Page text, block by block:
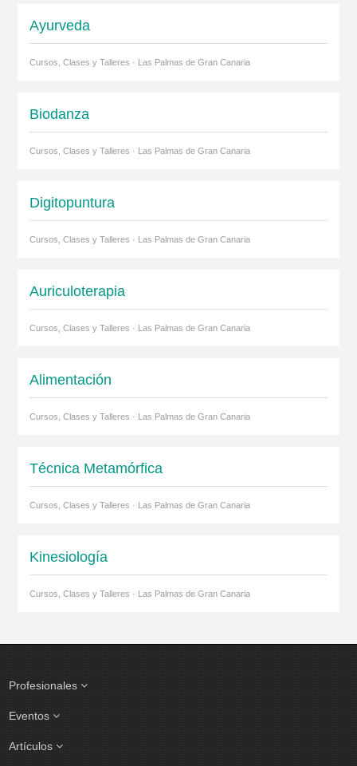
Ayurveda
Cursos, Clases y Talleres · Las Palmas de Gran Canaria
Biodanza
Cursos, Clases y Talleres · Las Palmas de Gran Canaria
Digitopuntura
Cursos, Clases y Talleres · Las Palmas de Gran Canaria
Auriculoterapia
Cursos, Clases y Talleres · Las Palmas de Gran Canaria
Alimentación
Cursos, Clases y Talleres · Las Palmas de Gran Canaria
Técnica Metamórfica
Cursos, Clases y Talleres · Las Palmas de Gran Canaria
Kinesiología
Cursos, Clases y Talleres · Las Palmas de Gran Canaria
Profesionales
Eventos
Artículos